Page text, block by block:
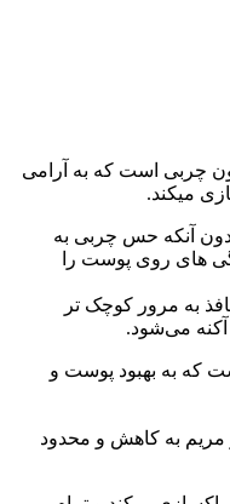
چربی است که به آرامی
میکند.
آنکه حس چربی به
های روی پوست را
به مرور کوچک تر
می‌شود.
که به بهبود پوست و
مریم به کاهش و محدود